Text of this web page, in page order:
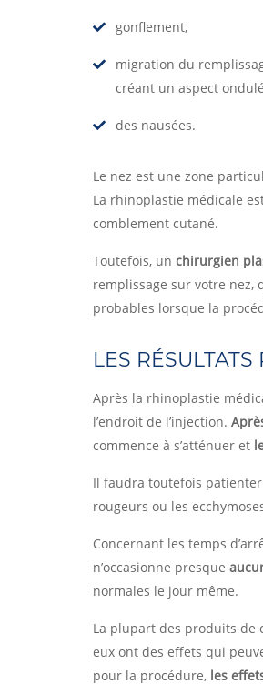
gonflement,
migration du
créant un aspect
des nausées.
Le nez est une zone
La rhinoplastie médicale
comblement cutané.
Toutefois, un chirurgien
remplissage sur votre nez,
probables lorsque la
LES
Après la rhinoplastie
l’endroit de l’injection.
commence à s’atténuer et
Il faudra toutefois
rougeurs ou les
Concernant les temps
n’occasionne presque
normales le jour même.
La plupart des produits de
eux ont des effets qui
pour la procédure, les